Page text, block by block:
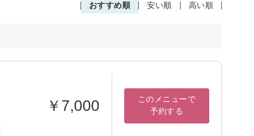
おすすめ順 安い順 高い順
￥7,000
このメニューで
予約する